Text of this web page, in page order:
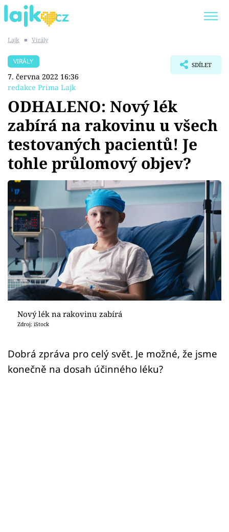
SHOPAHOLICADEL
Témata
Showbyznys
Youtubeři
Virály
Sex a vztahy
Videa
Sledujte prima+
Přihlášení
Sledujte nás
Lajk ■ Virály
VIRÁLY
7. června 2022 16:36
redakce Prima Lajk
SDÍLET
ODHALENO: Nový lék
zabírá na rakovinu u všech
testovaných pacientů! Je
tohle průlomový objev?
Nový lék na rakovinu zabírá
Zdroj: iStock
Dobrá zpráva pro celý svět. Je možné, že jsme
konečně na dosah účinného léku?